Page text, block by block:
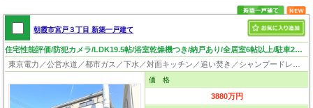
朝霞市宮戸３丁目 新築一戸建て
住宅性能評価/防犯カメラ/LDK19.5帖/浴室乾燥機つき/納戸あり/全居室6帖以上/駐車2台可(車種制限あり)
東京電力／公営水道／都市ガス／下水／対面キッチン／追い焚き／シャンプードレッサー／浴室換気乾燥機／ウォシュレット／システムキッチン／浄水器
価 格
3880万円